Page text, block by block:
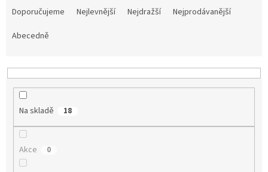
a
p
Doporučujeme Nejlevnější Nejdražší
Nejprodávanější
Abecedně
Na skladě 18
Akce 0